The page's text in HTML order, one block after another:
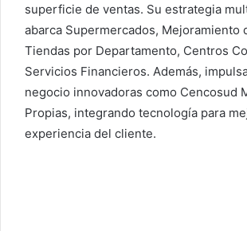
superficie de ventas. Su estrategia
abarca Supermercados, Mejoramiento
Tiendas por Departamento, Centros
Servicios Financieros. Además,
negocio innovadoras como Cencosud
Propias, integrando tecnología para
experiencia del cliente.